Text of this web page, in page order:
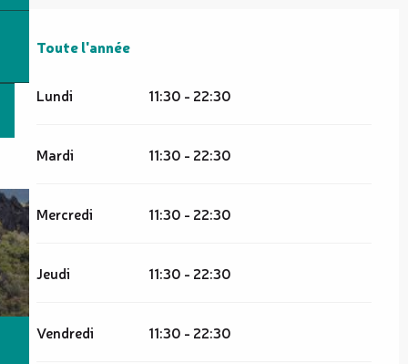
Toute l'année
Toute l'année
Lundi 11:30 - 22:30
Mardi 11:30 - 22:30
Mercredi 11:30 - 22:30
Jeudi 11:30 - 22:30
Vendredi 11:30 - 22:30